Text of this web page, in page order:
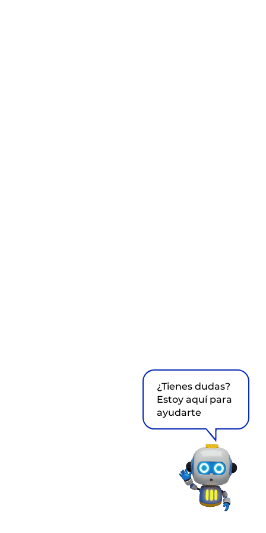
¿Tienes dudas?
Estoy aquí para
ayudarte